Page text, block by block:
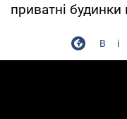
приватні